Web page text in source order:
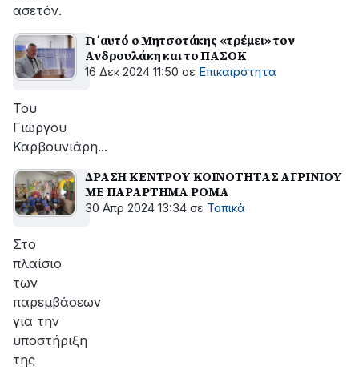
ασετόν.
Γι΄αυτό ο Μητσοτάκης «τρέμει» τον
Ανδρουλάκη και το ΠΑΣΟΚ
16 Δεκ 2024 11:50 σε Επικαιρότητα
Του
Γιώργου
Καρβουνιάρη...
ΔΡΑΣΗ ΚΕΝΤΡΟΥ ΚΟΙΝΟΤΗΤΑΣ ΑΓΡΙΝΙΟΥ
ΜΕ ΠΑΡΑΡΤΗΜΑ ΡΟΜΑ
30 Απρ 2024 13:34 σε Τοπικά
Στο
πλαίσιο
των
παρεμβάσεων
για την
υποστήριξη
της